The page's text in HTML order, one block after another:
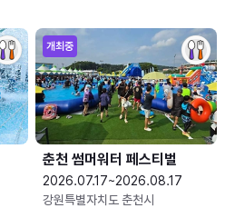
개최중
춘천 썸머워터 페스티벌
2026.07.17~2026.08.17
강원특별자치도 춘천시